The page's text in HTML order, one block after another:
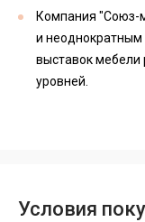
Компания "Союз-
и
выставок мебели
уровней.
Условия